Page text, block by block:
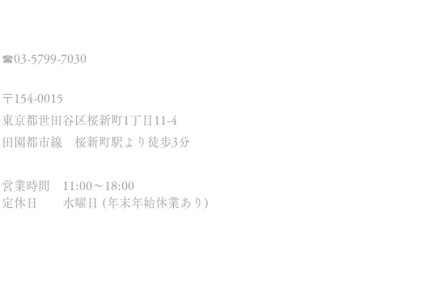
☎03-5799-7030
〒154-0015
東京都世田谷区桜新町1丁目11-4
​田園都市線 桜新町駅より徒歩3分
営業時間 11:00～18:00
​定休日 水曜日 (年末年始休業あり)